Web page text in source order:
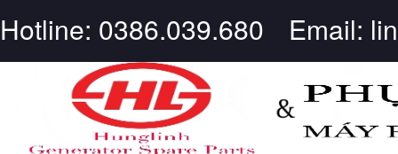
Hotline: 0386.039.680 Email: